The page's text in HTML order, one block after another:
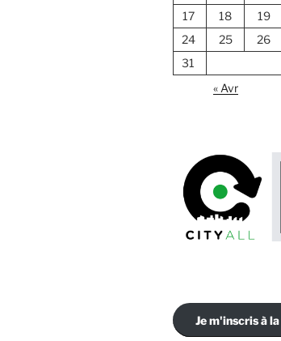
17
18 19
24
25 26
31
« Avr
Je m'inscris à la